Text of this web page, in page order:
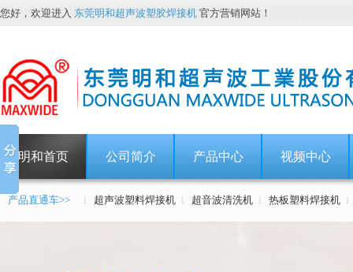
您好，欢迎进入 东莞明和超声波塑胶焊接机 官方营销网站！
明和首页 公司简介 产品中心 视频中心
产品直通车>> 超声波塑料焊接机 超音波清洗机 热板塑料焊接机